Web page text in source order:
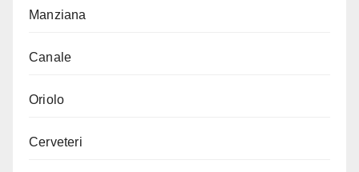
Manziana
Canale
Oriolo
Cerveteri